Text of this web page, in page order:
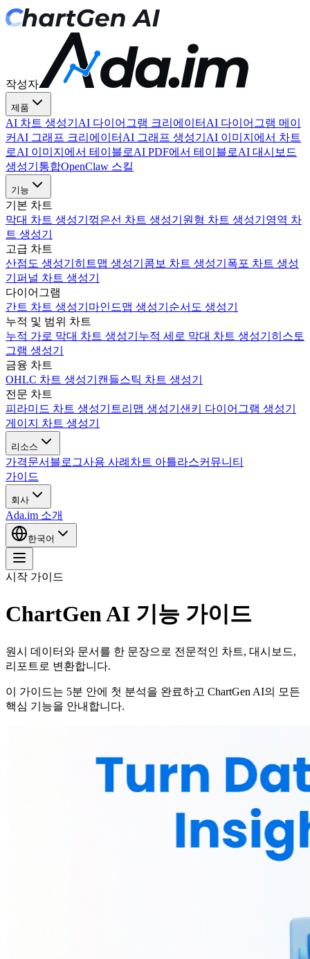
작성자
제품
AI 차트 생성기 AI 다이어그램 크리에이터 AI 다이어그램 메이
커 AI 그래프 크리에이터 AI 그래프 생성기 AI 이미지에서 차트
로AI 이미지에서 테이블로AI PDF에서 테이블로AI 대시보드
생성기 통합OpenClaw 스킬
기능
기본 차트
막대 차트 생성기 꺾은선 차트 생성기 원형 차트 생성기 영역 차
트 생성기
고급 차트
산점도 생성기 히트맵 생성기 콤보 차트 생성기 폭포 차트 생성
기 퍼널 차트 생성기
다이어그램
간트 차트 생성기 마인드맵 생성기 순서도 생성기
누적 및 범위 차트
누적 가로 막대 차트 생성기 누적 세로 막대 차트 생성기 히스토
그램 생성기
금융 차트
OHLC 차트 생성기 캔들스틱 차트 생성기
전문 차트
피라미드 차트 생성기 트리맵 생성기 샌키 다이어그램 생성기
게이지 차트 생성기
리소스
가격문서 블로그사용 사례 차트 아틀라스커뮤니티
가이드
회사
Ada.im 소개
한국어
시작 가이드
ChartGen AI 기능 가이드
원시 데이터와 문서를 한 문장으로 전문적인 차트, 대시보드,
리포트로 변환합니다.
이 가이드는 5분 안에 첫 분석을 완료하고 ChartGen AI의 모든
핵심 기능을 안내합니다.